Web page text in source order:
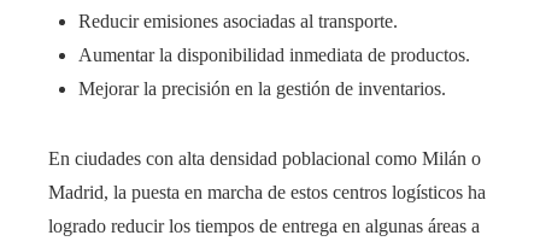
Reducir emisiones asociadas al transporte.
Aumentar la disponibilidad inmediata de productos.
Mejorar la precisión en la gestión de inventarios.
En ciudades con alta densidad poblacional como Milán o
Madrid, la puesta en marcha de estos centros logísticos ha
logrado reducir los tiempos de entrega en algunas áreas a